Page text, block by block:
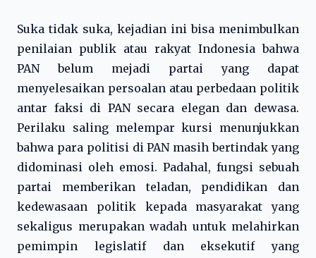
Suka tidak suka, kejadian ini bisa menimbulkan
penilaian publik atau rakyat Indonesia bahwa
PAN belum mejadi partai yang dapat
menyelesaikan persoalan atau perbedaan politik
antar faksi di PAN secara elegan dan dewasa.
Perilaku saling melempar kursi menunjukkan
bahwa para politisi di PAN masih bertindak yang
didominasi oleh emosi. Padahal, fungsi sebuah
partai memberikan teladan, pendidikan dan
kedewasaan politik kepada masyarakat yang
sekaligus merupakan wadah untuk melahirkan
pemimpin legislatif dan eksekutif yang